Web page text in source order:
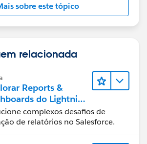
sobre este tópico
relacionada
Reports &
do Lightning
complexos desafios de
de relatórios no Salesforce.